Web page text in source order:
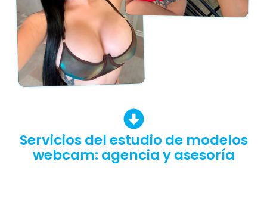
Servicios del estudio de modelos
webcam: agencia y asesoría